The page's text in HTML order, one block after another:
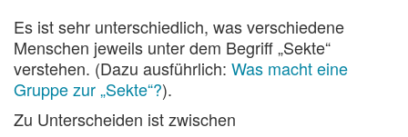
Es ist sehr unterschiedlich, was verschiedene
Menschen jeweils unter dem Begriff „Sekte“
verstehen. (Dazu ausführlich: Was macht eine
Gruppe zur „Sekte“?).
Zu Unterscheiden ist zwischen